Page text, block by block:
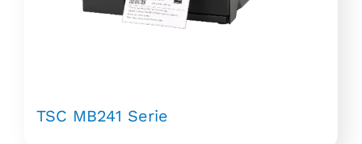
TSC MB241 Serie